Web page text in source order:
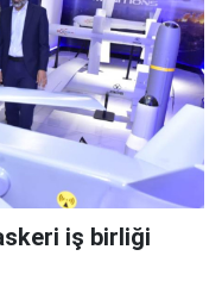
iş birliği